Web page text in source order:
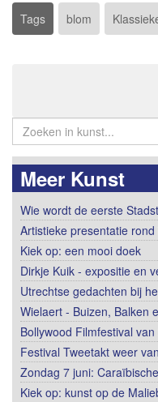
Tags blom
Meer Kunst
Wie wordt de eerste
Artistieke presentatie
Kiek op: een mooi doek
Dirkje Kuik - expositie en
Utrechtse gedachten bij
Wielaert - Buizen, Balken
Bollywood Filmfestival
Festival Tweetakt weer
Zondag 7 juni:
Kiek op: kunst op de